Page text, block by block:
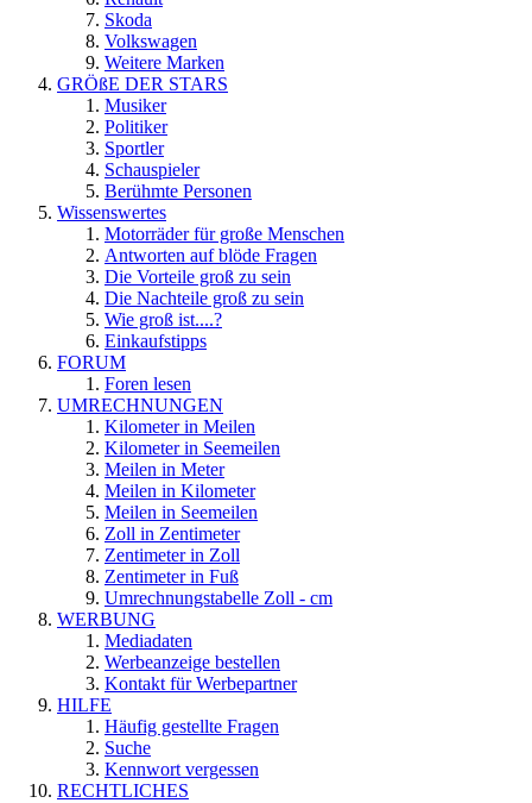
Skoda
Volkswagen
Weitere Marken
GRÖßE DER STARS
Musiker
Politiker
Sportler
Schauspieler
Berühmte Personen
Wissenswertes
Motorräder für große Menschen
Antworten auf blöde Fragen
Die Vorteile groß zu sein
Die Nachteile groß zu sein
Wie groß ist....?
Einkaufstipps
FORUM
Foren lesen
UMRECHNUNGEN
Kilometer in Meilen
Kilometer in Seemeilen
Meilen in Meter
Meilen in Kilometer
Meilen in Seemeilen
Zoll in Zentimeter
Zentimeter in Zoll
Zentimeter in Fuß
Umrechnungstabelle Zoll - cm
WERBUNG
Mediadaten
Werbeanzeige bestellen
Kontakt für Werbepartner
HILFE
Häufig gestellte Fragen
Suche
Kennwort vergessen
RECHTLICHES